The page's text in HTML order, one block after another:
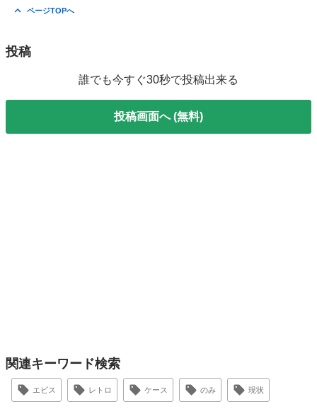
ページTOPへ
投稿
誰でも今すぐ30秒で投稿出来る
投稿画面へ (無料)
関連キーワード検索
エビス レトロ ケース のみ 現状